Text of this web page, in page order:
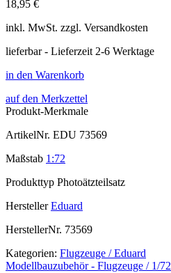
18,95 €
inkl. MwSt. zzgl. Versandkosten
lieferbar - Lieferzeit 2-6 Werktage
in den Warenkorb
auf den Merkzettel
Produkt-Merkmale
ArtikelNr. EDU 73569
Maßstab 1:72
Produkttyp Photoätzteilsatz
Hersteller Eduard
HerstellerNr. 73569
Kategorien: Flugzeuge / Eduard
Modellbauzubehör - Flugzeuge / 1/72